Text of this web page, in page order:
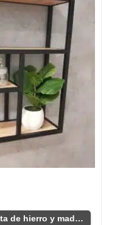
Estantería minimalista de hierro y madera